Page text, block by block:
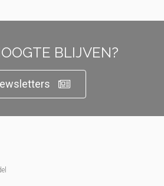
BLIJVEN?